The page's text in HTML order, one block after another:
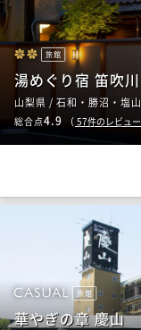
旅館
湯めぐり宿 笛吹川
山梨県 / 石和・勝沼・塩山
総合点4.9 （ 57件のレビュー
旅館
華やぎの章 慶山